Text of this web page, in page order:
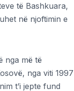
të Bashkuara,
në njoftimin e
nga më të
nga viti 1997
t’i jepte fund